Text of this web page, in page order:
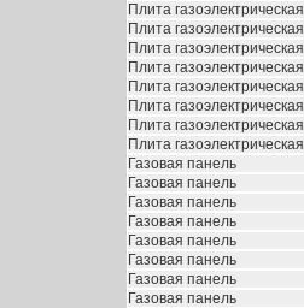
Плита газоэлектрическая
Плита газоэлектрическая
Плита газоэлектрическая
Плита газоэлектрическая
Плита газоэлектрическая
Плита газоэлектрическая
Плита газоэлектрическая
Плита газоэлектрическая
Газовая панель
Газовая панель
Газовая панель
Газовая панель
Газовая панель
Газовая панель
Газовая панель
Газовая панель